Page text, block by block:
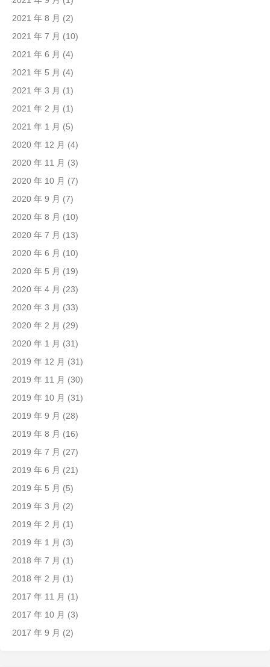
2021 年 8 月 (2)
2021 年 7 月 (10)
2021 年 6 月 (4)
2021 年 5 月 (4)
2021 年 3 月 (1)
2021 年 2 月 (1)
2021 年 1 月 (5)
2020 年 12 月 (4)
2020 年 11 月 (3)
2020 年 10 月 (7)
2020 年 9 月 (7)
2020 年 8 月 (10)
2020 年 7 月 (13)
2020 年 6 月 (10)
2020 年 5 月 (19)
2020 年 4 月 (23)
2020 年 3 月 (33)
2020 年 2 月 (29)
2020 年 1 月 (31)
2019 年 12 月 (31)
2019 年 11 月 (30)
2019 年 10 月 (31)
2019 年 9 月 (28)
2019 年 8 月 (16)
2019 年 7 月 (27)
2019 年 6 月 (21)
2019 年 5 月 (5)
2019 年 3 月 (2)
2019 年 2 月 (1)
2019 年 1 月 (3)
2018 年 7 月 (1)
2018 年 2 月 (1)
2017 年 11 月 (1)
2017 年 10 月 (3)
2017 年 9 月 (2)